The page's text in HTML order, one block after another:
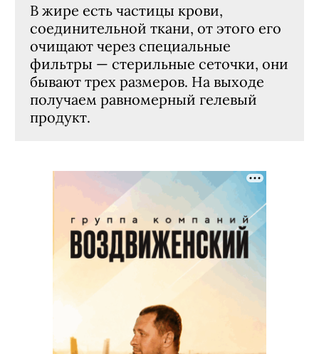
В жире есть частицы крови,
соединительной ткани, от этого его
очищают через специальные
фильтры — стерильные сеточки, они
бывают трех размеров. На выходе
получаем равномерный гелевый
продукт.